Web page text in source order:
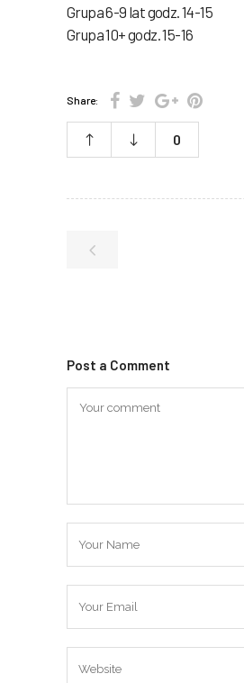
Grupa 6-9 lat godz. 14-15
Grupa 10+ godz. 15-16
Share:
0
Post a Comment